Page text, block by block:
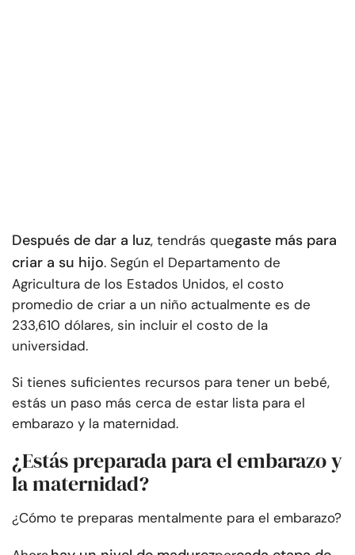
Después de dar a luz, tendrás quegaste más para
criar a su hijo. Según el Departamento de
Agricultura de los Estados Unidos, el costo
promedio de criar a un niño actualmente es de
233,610 dólares, sin incluir el costo de la
universidad.
Si tienes suficientes recursos para tener un bebé,
estás un paso más cerca de estar lista para el
embarazo y la maternidad.
¿Estás preparada para el embarazo y
la maternidad?
¿Cómo te preparas mentalmente para el embarazo?